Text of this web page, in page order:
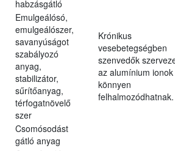
habzásgátló
Emulgeálósó,
emulgeálószer,
savanyúságot
szabályozó
anyag,
stabilizátor,
sűrítőanyag,
térfogatnövelő
szer
Krónikus
vesebetegségben
szenvedők
az alumínium ionok
könnyen
felhalmozódhatnak.
Csomósodást
gátló anyag